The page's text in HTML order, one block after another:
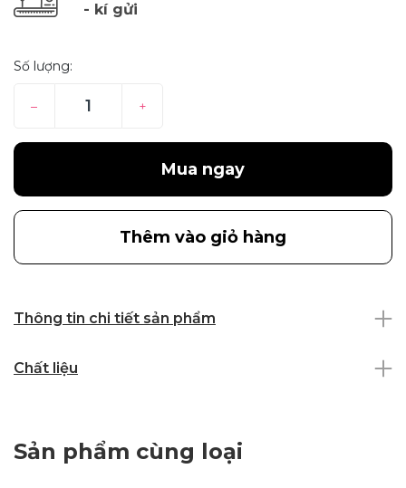
- kí gửi
Số lượng:
– +
Mua ngay
Thêm vào giỏ hàng
Thông tin chi tiết sản phẩm
Chất liệu
Sản phẩm cùng loại